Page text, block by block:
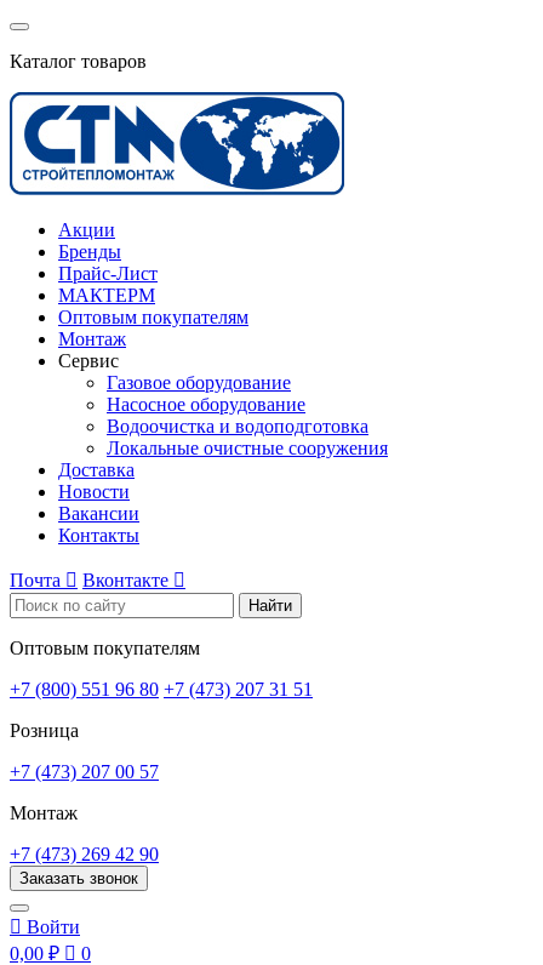
Каталог товаров
Акции
Бренды
Прайс-Лист
МАКТЕРМ
Оптовым покупателям
Монтаж
Сервис
Газовое оборудование
Насосное оборудование
Водоочистка и водоподготовка
Локальные очистные сооружения
Доставка
Новости
Вакансии
Контакты
Почта  Вконтакте 
Найти
Оптовым покупателям
+7 (800) 551 96 80 +7 (473) 207 31 51
Розница
+7 (473) 207 00 57
Монтаж
+7 (473) 269 42 90
Заказать звонок
 Войти
0,00 ₽  0